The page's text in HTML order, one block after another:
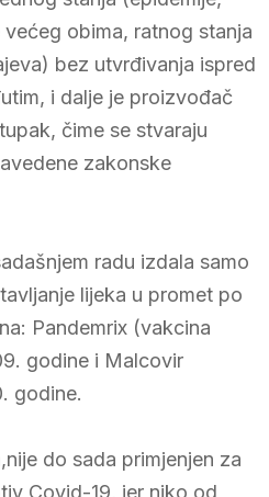
obima, ratnog stanja
bez utvrđivanja ispred
i dalje je proizvođač
čime se stvaraju
zakonske
radu izdala samo
lijeka u promet po
Pandemrix (vakcina
godine i Malcovir
godine.
do sada primjenjen za
Covid-19, jer niko od